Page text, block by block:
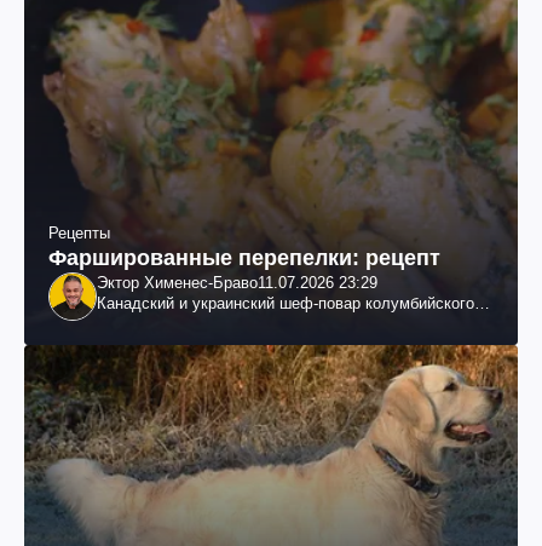
Рецепты
Фаршированные перепелки: рецепт
Эктор Хименес-Браво11.07.2026 23:29
Канадский и украинский шеф-повар колумбийского